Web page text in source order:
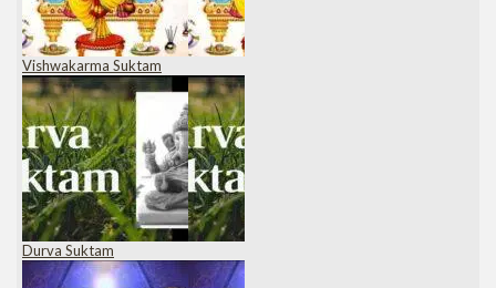
Vishwakarma Suktam
Durva Suktam